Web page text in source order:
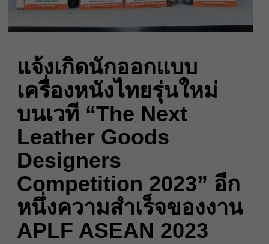
แจ้งเกิดนักออกแบบ
เครื่องหนังไทยรุ่นใหม่
บนเวที “The Next
Leather Goods
Designers
Competition 2023” อีก
หนึ่งความสำเร็จของงาน
APLF ASEAN 2023